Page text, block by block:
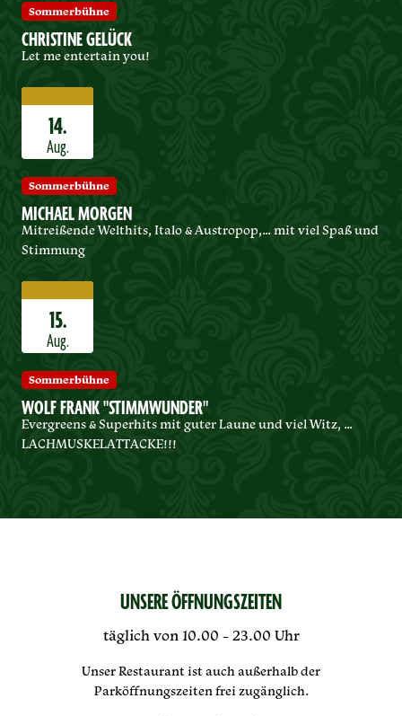
Sommerbühne
CHRISTINE GELÜCK
Let me entertain you!
14.
Aug.
Sommerbühne
MICHAEL MORGEN
Mitreißende Welthits, Italo & Austropop,… mit viel Spaß und
Stimmung
15.
Aug.
Sommerbühne
WOLF FRANK "STIMMWUNDER"
Evergreens & Superhits mit guter Laune und viel Witz, …
LACHMUSKELATTACKE!!!
UNSERE ÖFFNUNGSZEITEN
täglich von 10.00 - 23.00 Uhr
Unser Restaurant ist auch außerhalb der
Parköffnungszeiten frei zugänglich.